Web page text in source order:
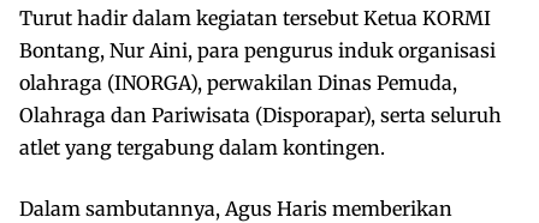
Turut hadir dalam kegiatan tersebut Ketua KORMI
Bontang, Nur Aini, para pengurus induk organisasi
olahraga (INORGA), perwakilan Dinas Pemuda,
Olahraga dan Pariwisata (Disporapar), serta seluruh
atlet yang tergabung dalam kontingen.
Dalam sambutannya, Agus Haris memberikan